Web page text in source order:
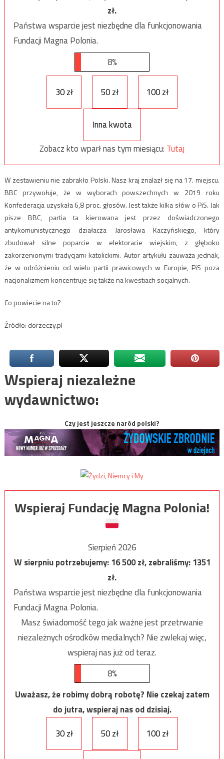
zł.
Państwa wsparcie jest niezbędne dla funkcjonowania
Fundacji Magna Polonia.
8%
30 zł 50 zł 100 zł
Inna kwota
Zobacz kto wparł nas tym miesiącu: Tutaj
W zestawieniu nie zabrakło Polski. Nasz kraj znalazł się na 17. miejscu.
BBC przywołuje, że w wyborach powszechnych w 2019 roku
Konfederacja uzyskała 6,8 proc. głosów. Jest także kilka słów o PiS. Jak
pisze BBC, partia ta kierowana jest przez doświadczonego
antykomunistycznego działacza Jarosława Kaczyńskiego, który
zbudował silne poparcie w elektoracie wiejskim, z głęboko
zakorzenionymi tradycjami katolickimi. Autor artykułu zauważa jednak,
że w odróżnieniu od wielu partii prawicowych w Europie, PiS poza
nacjonalizmem koncentruje się także na kwestiach socjalnych.
Co powiecie na to?
Źródło: dorzeczy.pl
Wspieraj niezależne
wydawnictwo:
Czy jest jeszcze naród polski?
Wspieraj Fundację Magna Polonia!
Sierpień 2026
W sierpniu potrzebujemy:16 500zł, zebraliśmy:1351
zł.
Państwa wsparcie jest niezbędne dla funkcjonowania
Fundacji Magna Polonia.
Masz świadomość tego jak ważne jest przetrwanie
niezależnych ośrodków medialnych? Nie zwlekaj więc,
wspieraj nas już od teraz.
8%
Uważasz, że robimy dobrą robotę? Nie czekaj zatem
do jutra, wspieraj nas od dzisiaj.
30 zł
50 zł 100 zł